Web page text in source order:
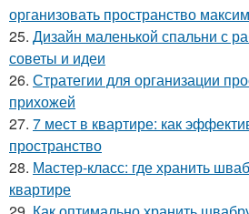
организовать пространство
25. Дизайн маленькой спальни с
советы и идеи
26. Стратегии для организации
прихожей
27. 7 мест в квартире: как
пространство
28. Мастер-класс: где хранить
квартире